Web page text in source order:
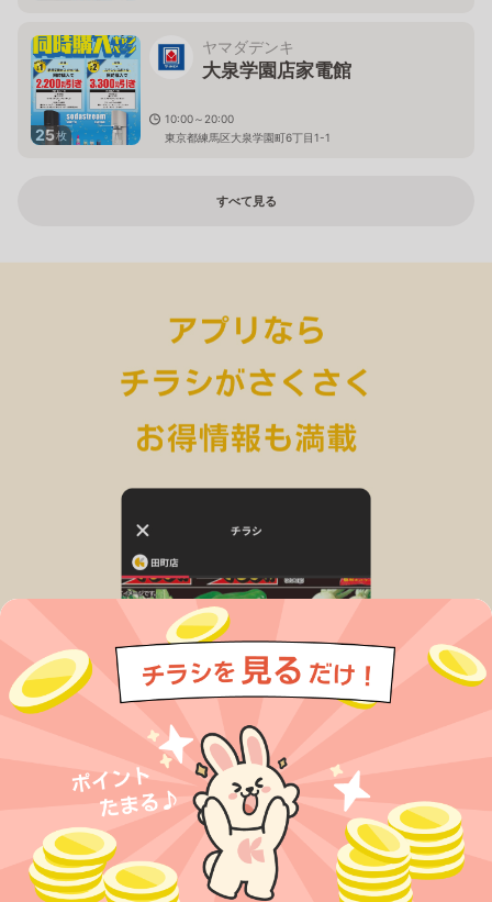
25枚
ヤマダデンキ
大泉学園店家電館
10:00～20:00
東京都練馬区大泉学園町6丁目1-1
すべて見る